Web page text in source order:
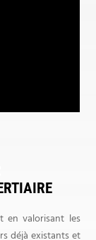
en valorisant les
déjà existants et